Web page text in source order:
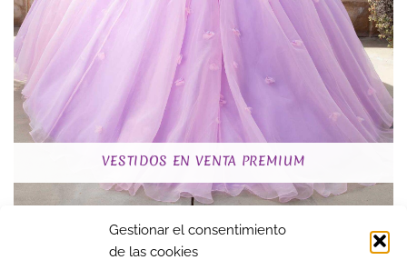
Gestionar el consentimiento
de las cookies
VESTIDOS EN VENTA PREMIUM